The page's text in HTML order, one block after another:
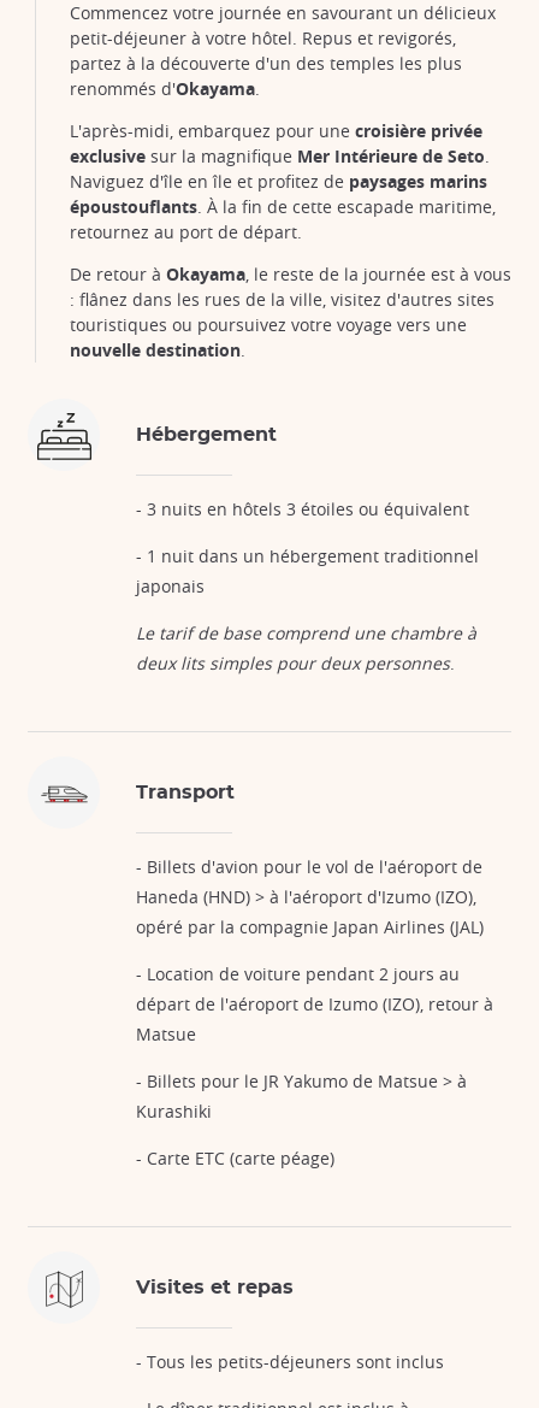
Commencez votre journée en savourant un délicieux
petit-déjeuner à votre hôtel. Repus et revigorés,
partez à la découverte d'un des temples les plus
renommés d'Okayama.
L'après-midi, embarquez pour une croisière privée
exclusive sur la magnifique Mer Intérieure de Seto.
Naviguez d'île en île et profitez de paysages marins
époustouflants. À la fin de cette escapade maritime,
retournez au port de départ.
De retour à Okayama, le reste de la journée est à vous
: flânez dans les rues de la ville, visitez d'autres sites
touristiques ou poursuivez votre voyage vers une
nouvelle destination.
Hébergement
- 3 nuits en hôtels 3 étoiles ou équivalent
- 1 nuit dans un hébergement traditionnel
japonais
Le tarif de base comprend une chambre à
deux lits simples pour deux personnes.
Transport
- Billets d'avion pour le vol de l'aéroport de
Haneda (HND) > à l'aéroport d'Izumo (IZO),
opéré par la compagnie Japan Airlines (JAL)
- Location de voiture pendant 2 jours au
départ de l'aéroport de Izumo (IZO), retour à
Matsue
- Billets pour le JR Yakumo de Matsue > à
Kurashiki
- Carte ETC (carte péage)
Visites et repas
- Tous les petits-déjeuners sont inclus